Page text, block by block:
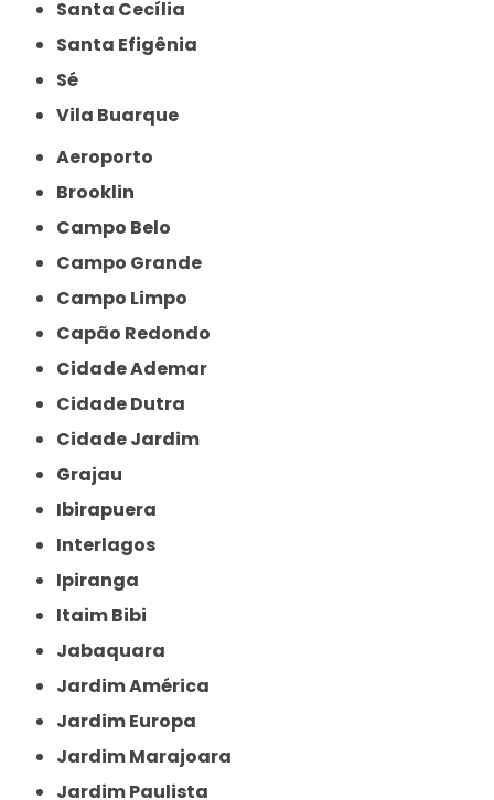
Santa Cecília
Santa Efigênia
Sé
Vila Buarque
Aeroporto
Brooklin
Campo Belo
Campo Grande
Campo Limpo
Capão Redondo
Cidade Ademar
Cidade Dutra
Cidade Jardim
Grajau
Ibirapuera
Interlagos
Ipiranga
Itaim Bibi
Jabaquara
Jardim América
Jardim Europa
Jardim Marajoara
Jardim Paulista